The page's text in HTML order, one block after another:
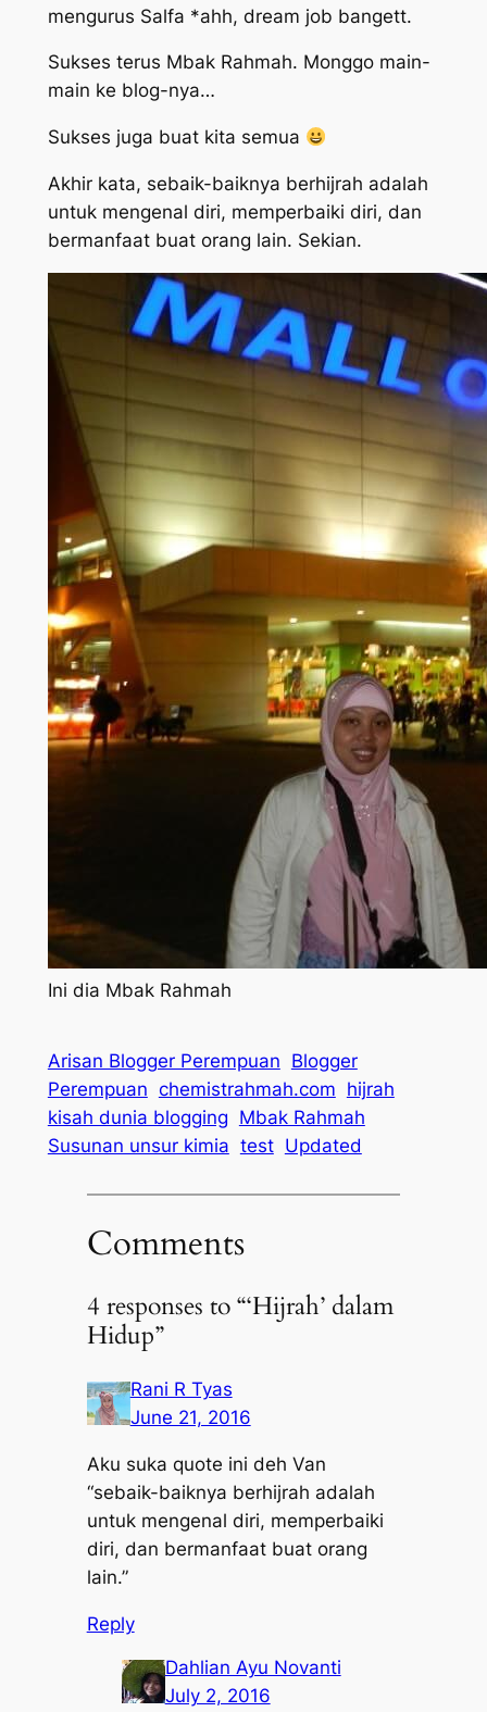
mengurus Salfa *ahh, dream job bangett.
Sukses terus Mbak Rahmah. Monggo main-
main ke blog-nya…
Sukses juga buat kita semua
Akhir kata, sebaik-baiknya berhijrah adalah
untuk mengenal diri, memperbaiki diri, dan
bermanfaat buat orang lain. Sekian.
Ini dia Mbak Rahmah
Arisan Blogger Perempuan Blogger
Perempuan chemistrahmah.com hijrah
kisah dunia blogging Mbak Rahmah
Susunan unsur kimia test Updated
Comments
4 responses to “‘Hijrah’ dalam
Hidup”
Rani R Tyas
June 21, 2016
Aku suka quote ini deh Van
“sebaik-baiknya berhijrah adalah
untuk mengenal diri, memperbaiki
diri, dan bermanfaat buat orang
lain.”
Reply
Dahlian Ayu Novanti
July 2, 2016